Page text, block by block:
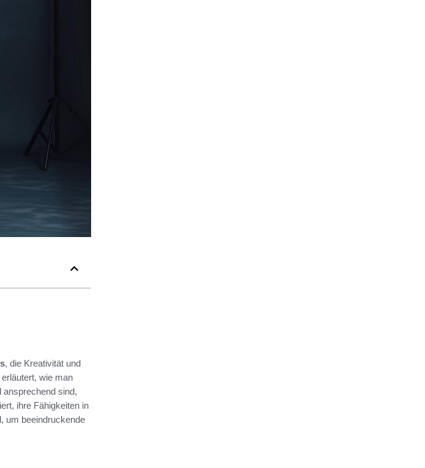
, die Kreativität und
wie man
ansprechend sind,
ihre Fähigkeiten in
um beeindruckende